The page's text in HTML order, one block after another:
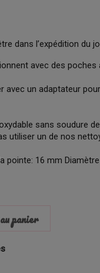
dans l’expédition du
avec des poches
avec un adaptateur
sans soudure
utiliser un de nos
pointe: 16 mm
panier